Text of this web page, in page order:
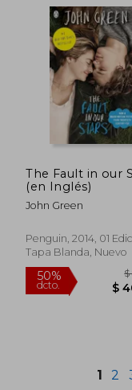
50%
dcto.
The Fault in our
(en Inglés)
John Green
Penguin, 2014, 01
Tapa Blanda, Nuevo
1 2